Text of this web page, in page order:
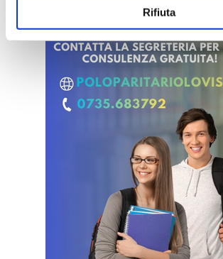
Rifiuta